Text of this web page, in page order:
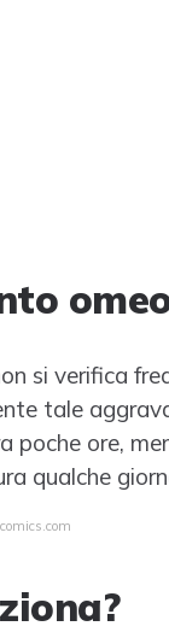
si verifica
tale
poche ore,
qualche